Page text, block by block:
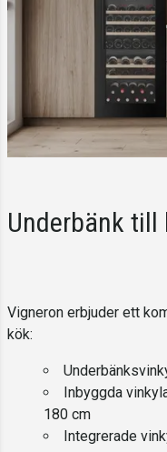
Underbänk till
Vigneron erbjuder ett
kök:
Inbyggda
180 cm
Integrerade